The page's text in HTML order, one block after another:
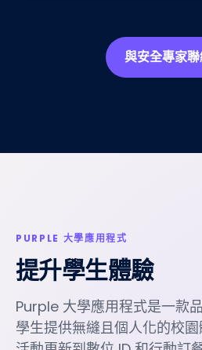
與安全專家
PURPLE 大學應用程式
提升學生體驗
Purple 大學應用程式是一款
學生提供無縫且個人化的校